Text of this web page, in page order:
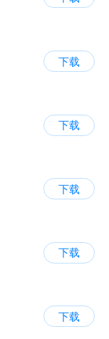
下载
下载
下载
下载
下载